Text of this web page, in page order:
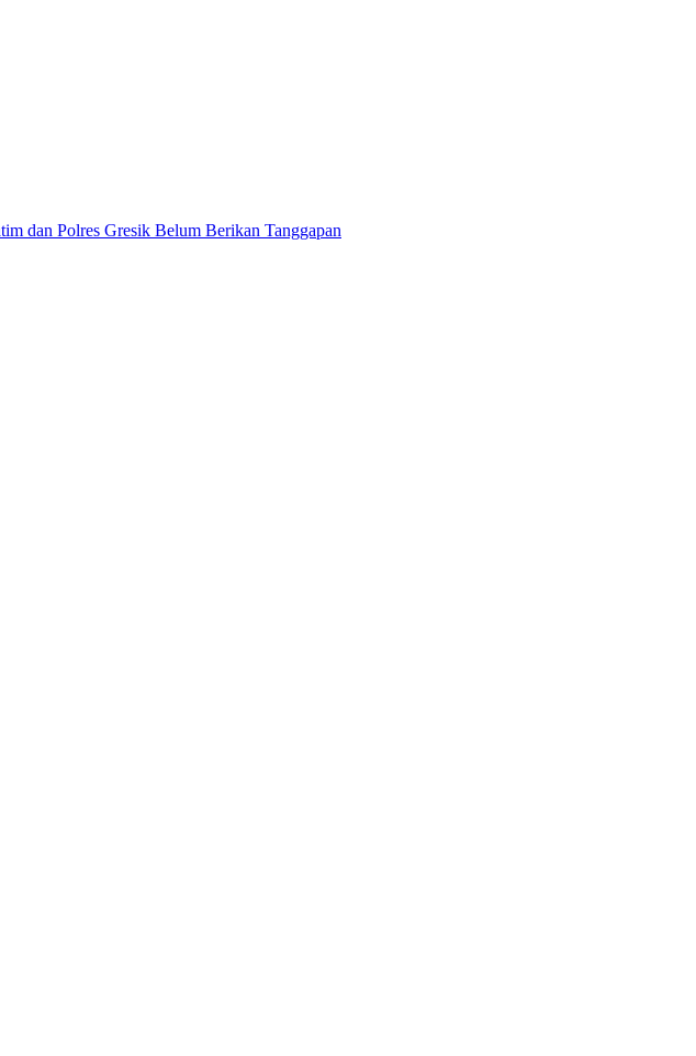
dan Polres Gresik Belum Berikan Tanggapan